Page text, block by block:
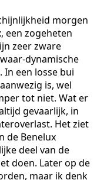
morgen
een zogeheten
zeer zware
dynamische
In een losse bui
is, wel
tot niet. Wat er
gevaarlijk, in
Het ziet
de Benelux
deel van de
doen. Later op de
maar ik denk